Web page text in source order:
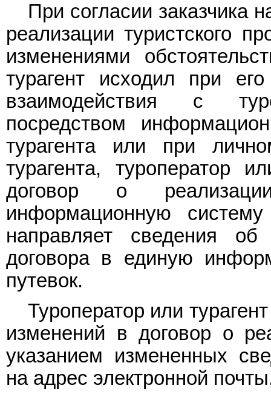
При согласии заказчика
реализации туристского
изменениями
турагент исходил при
взаимодействия с
посредством
турагента или при
турагента, туроператор
договор о
информационную
направляет сведения об
договора в единую
путевок.
Туроператор или
изменений в договор о
указанием измененных
на адрес электронной